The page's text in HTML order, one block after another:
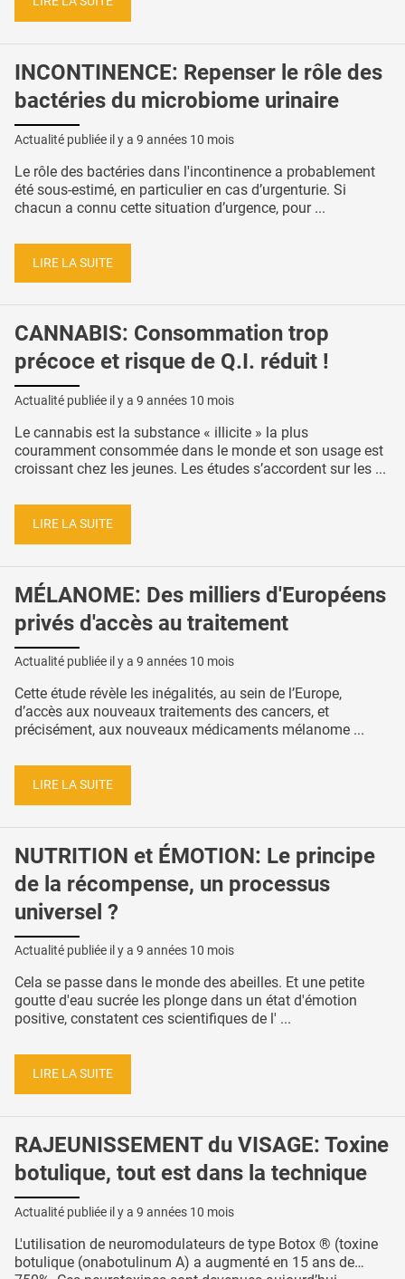
INCONTINENCE: Repenser le rôle des
bactéries du microbiome urinaire
Actualité publiée il y a 9 années 10 mois
Le rôle des bactéries dans l'incontinence a probablement
été sous-estimé, en particulier en cas d’urgenturie. Si
chacun a connu cette situation d’urgence, pour ...
LIRE LA SUITE
CANNABIS: Consommation trop
précoce et risque de Q.I. réduit !
Actualité publiée il y a 9 années 10 mois
Le cannabis est la substance « illicite » la plus
couramment consommée dans le monde et son usage est
croissant chez les jeunes. Les études s’accordent sur les ...
LIRE LA SUITE
MÉLANOME: Des milliers d'Européens
privés d'accès au traitement
Actualité publiée il y a 9 années 10 mois
Cette étude révèle les inégalités, au sein de l’Europe,
d’accès aux nouveaux traitements des cancers, et
précisément, aux nouveaux médicaments mélanome ...
LIRE LA SUITE
NUTRITION et ÉMOTION: Le principe
de la récompense, un processus
universel ?
Actualité publiée il y a 9 années 10 mois
Cela se passe dans le monde des abeilles. Et une petite
goutte d'eau sucrée les plonge dans un état d'émotion
positive, constatent ces scientifiques de l' ...
LIRE LA SUITE
RAJEUNISSEMENT du VISAGE: Toxine
botulique, tout est dans la technique
Actualité publiée il y a 9 années 10 mois
L'utilisation de neuromodulateurs de type Botox ® (toxine
botulique (onabotulinum A) a augmenté en 15 ans de…